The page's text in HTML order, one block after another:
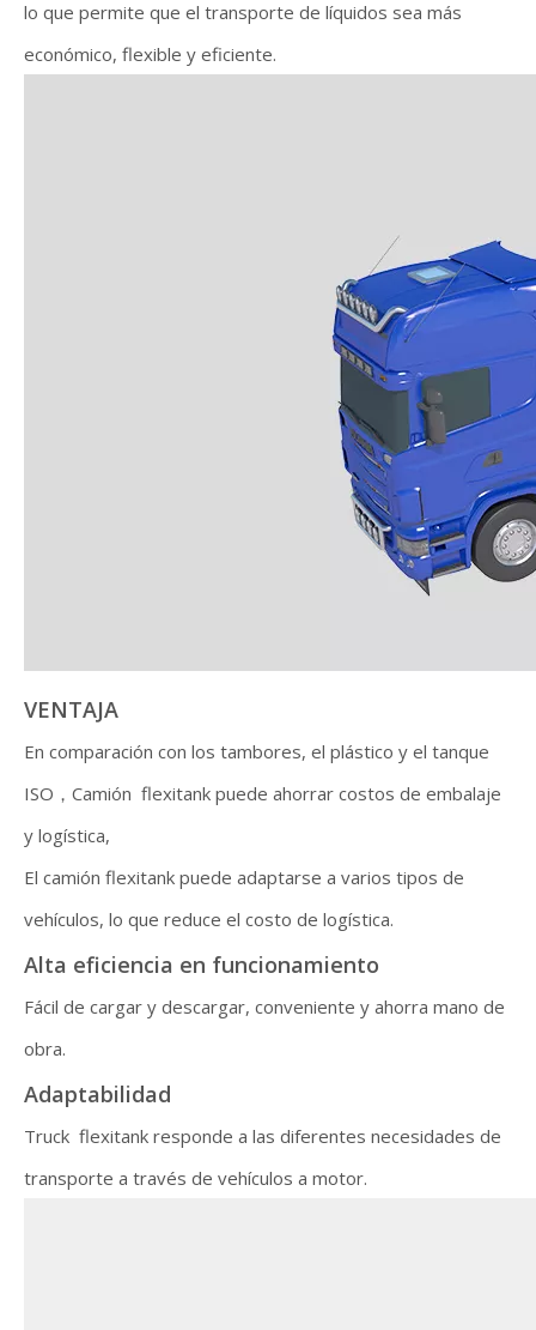
lo que permite que el transporte de líquidos sea más
económico, flexible y eficiente.
VENTAJA
En comparación con los tambores, el plástico y el tanque
ISO，Camión flexitank puede ahorrar costos de embalaje
y logística,
El camión flexitank puede adaptarse a varios tipos de
vehículos, lo que reduce el costo de logística.
Alta eficiencia en funcionamiento
Fácil de cargar y descargar, conveniente y ahorra mano de
obra.
Adaptabilidad
Truck flexitank responde a las diferentes necesidades de
transporte a través de vehículos a motor.